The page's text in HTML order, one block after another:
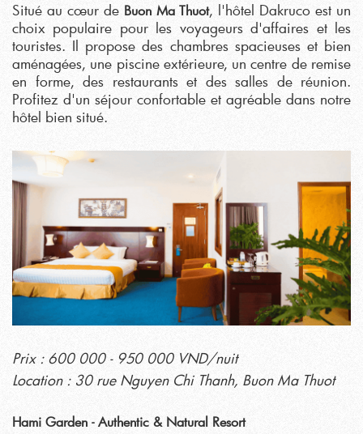
Situé au cœur deBuon Ma Thuot, l'hôtel Dakruco est un
choix populaire pour les voyageurs d'affaires et les
touristes. Il propose des chambres spacieuses et bien
aménagées, une piscine extérieure, un centre de remise
en forme, des restaurants et des salles de réunion.
Profitez d'un séjour confortable et agréable dans notre
hôtel bien situé.
Prix : 600 000 - 950 000 VND/nuit
Location : 30 rue Nguyen Chi Thanh, Buon Ma Thuot
Hami Garden - Authentic & Natural Resort